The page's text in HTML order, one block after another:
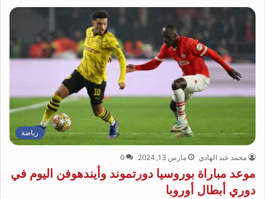
رياضة
محمد عبد الهادي مارس 13, 2024 0
موعد مباراة بوروسيا دورتموند وأيندهوفن اليوم في
دوري أبطال أوروبا